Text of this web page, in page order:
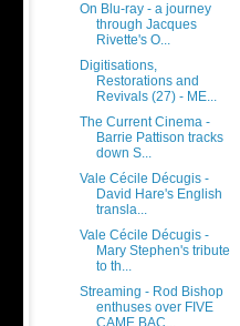
On Blu-ray - a journey
through Jacques
Rivette's O...
Digitisations,
Restorations and
Revivals (27) - ME...
The Current Cinema -
Barrie Pattison tracks
down S...
Vale Cécile Décugis -
David Hare's English
transla...
Vale Cécile Décugis -
Mary Stephen's tribute
to th...
Streaming - Rod Bishop
enthuses over FIVE
CAME BAC...